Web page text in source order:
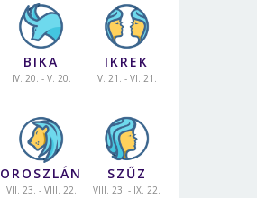
BIKA
IV. 20. - V. 20.
IKREK
V. 21. - VI. 21.
OROSZLÁN
VII. 23. - VIII. 22.
SZŰZ
VIII. 23. - IX. 22.